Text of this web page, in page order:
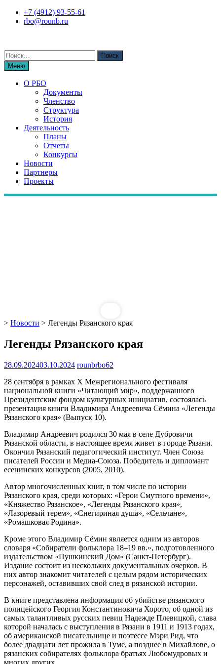
Перейти+7 (4912) 93-55-61
rbo@rounb.ru
Поиск
по:Меню
О РБО
Документы
Членство
Структура
История
Деятельность
Планы
Отчеты
Конкурсы
Новости
Партнеры
Проекты
> Новости > Легенды Рязанского края
Легенды Рязанского края
28.09.202403.10.2024 rounbrbo62
28 сентября в рамках X Межрегионального фестиваля
национальной книги «Читающий мир», поддержанного
Президентским фондом культурных инициатив, состоялась
презентация книги Владимира Андреевича Сёмина «Легенды
Рязанского края» (Выпуск 10).
Владимир Андреевич родился 30 мая в селе Дубровичи
Рязанской области, в настоящее время живет в городе Рязани.
Окончил Рязанский педагогический институт. Член Союза
писателей России и Медиа-Союза. Победитель и дипломант
есенинских конкурсов (2005, 2010).
Автор многочисленных книг, в том числе по истории
Рязанского края, среди которых: «Герои Смутного времени»,
«Княжество Рязанское», «Легенды Рязанского края»,
«Лазоревый терем», «Снегириная душа», «Сельчане»,
«Ромашковая Родина».
Кроме этого Владимир Сёмин является одним из авторов
словаря «Собиратели фольклора 18–19 вв.», подготовленного
издательством «Пушкинский Дом» (Санкт-Петербург).
Издание состоит из нескольких документальных очерков. В
них автор знакомит читателей с целым рядом исторических
персонажей, оставивших свой след в рязанской истории.
В книге представлена информация об убийстве рязанского
полицейского Георгия Константиновича Хорото, об одной из
самых талантливых русских певиц Надежде Плевицкой, слава
которой началась с выступления в Рязани в 1911 и 1913 годах,
об американской писательнице и поэтессе Мэри Рид, что
более двадцати лет прожила в Туме, а позднее в Михайлове, о
рязанских собирателях фольклора братьях Любомудровых и
многих других.